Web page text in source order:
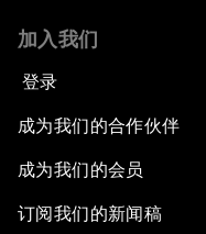
加入我们
登录
成为我们的合作伙伴
成为我们的会员
订阅我们的新闻稿